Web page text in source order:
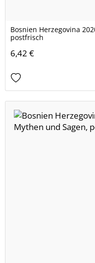
Bosnien Herzegovina
postfrisch
6,42 €